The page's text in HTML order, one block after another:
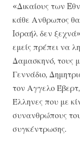
«Δικαίους των
κάθε Ανθρωπος θα
Iσραήλ δεν
εμείς πρέπει να
Δαμασκηνό, τους
Γεννάδιο,
τον Αγγελο
Έλληνες που με
συνανθρώπους
συγκέντρωσης.